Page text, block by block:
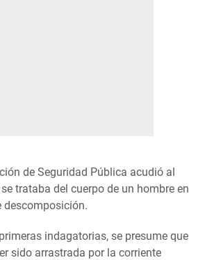
de Seguridad Pública acudió al
trataba del cuerpo de un hombre en
descomposición.
indagatorias, se presume que
sido arrastrada por la corriente